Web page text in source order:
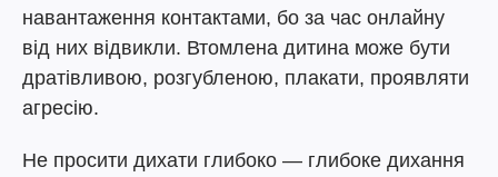
навантаження контактами, бо за час онлайну
від них відвикли. Втомлена дитина може бути
дратівливою, розгубленою, плакати, проявляти
агресію.
Не просити дихати глибоко — глибоке дихання